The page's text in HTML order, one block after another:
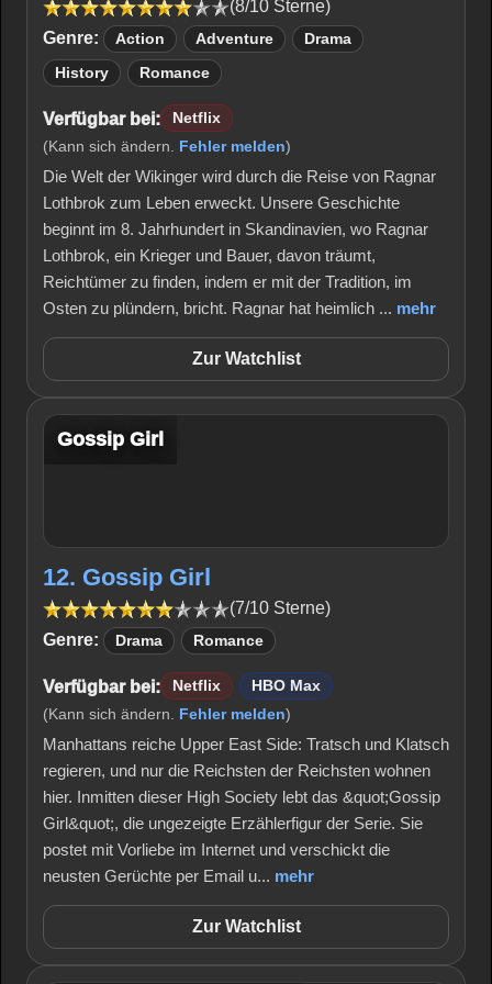
(8/10 Sterne)
Genre:
Action Adventure Drama
History Romance
Verfügbar bei:
Netflix
(Kann sich ändern. Fehler melden)
Die Welt der Wikinger wird durch die Reise von Ragnar
Lothbrok zum Leben erweckt. Unsere Geschichte
beginnt im 8. Jahrhundert in Skandinavien, wo Ragnar
Lothbrok, ein Krieger und Bauer, davon träumt,
Reichtümer zu finden, indem er mit der Tradition, im
Osten zu plündern, bricht. Ragnar hat heimlich ... mehr
Zur Watchlist
Gossip Girl
12. Gossip Girl
(7/10 Sterne)
Genre:
Drama Romance
Verfügbar bei: Netflix
HBO Max
(Kann sich ändern. Fehler melden)
Manhattans reiche Upper East Side: Tratsch und Klatsch
regieren, und nur die Reichsten der Reichsten wohnen
hier. Inmitten dieser High Society lebt das &quot;Gossip
Girl&quot;, die ungezeigte Erzählerfigur der Serie. Sie
postet mit Vorliebe im Internet und verschickt die
neusten Gerüchte per Email u... mehr
Zur Watchlist